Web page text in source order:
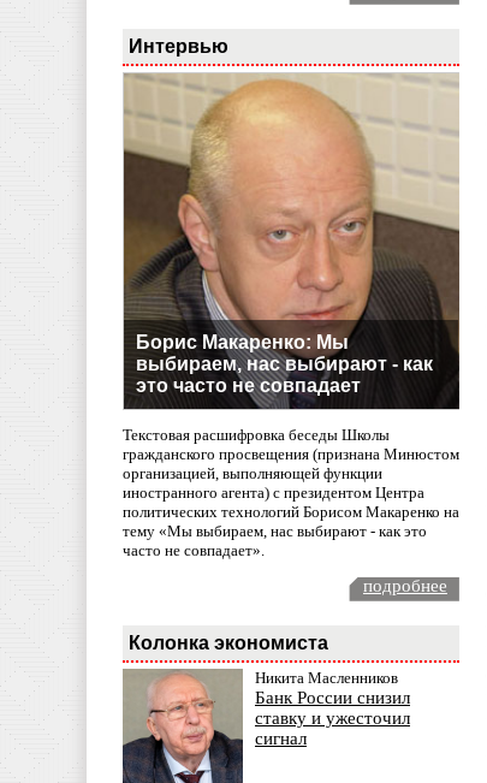
Интервью
Борис Макаренко: Мы
выбираем, нас выбирают - как
это часто не совпадает
Текстовая расшифровка беседы Школы
гражданского просвещения (признана Минюстом
организацией, выполняющей функции
иностранного агента) с президентом Центра
политических технологий Борисом Макаренко на
тему «Мы выбираем, нас выбирают - как это
часто не совпадает».
подробнее
Колонка экономиста
Никита Масленников
Банк России снизил
ставку и ужесточил
сигнал